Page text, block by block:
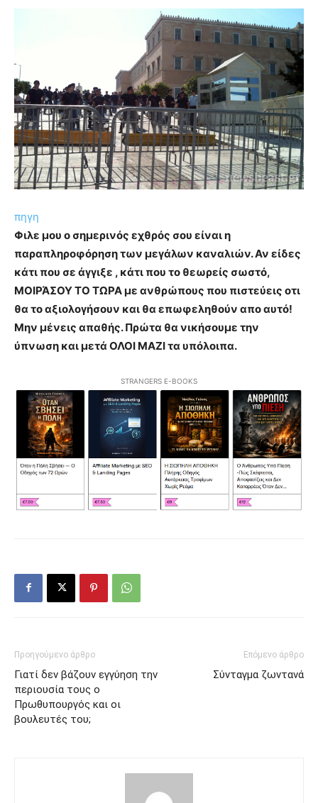
πηγη
Φιλε μου ο σημερινός εχθρός σου είναι η
παραπληροφόρηση των μεγάλων καναλιών. Αν είδες
κάτι που σε άγγιξε , κάτι που το θεωρείς σωστό,
ΜΟΙΡΆΣΟΥ ΤΟ ΤΩΡΑ με ανθρώπους που πιστεύεις οτι
θα το αξιολογήσουν και θα επωφεληθούν απο αυτό!
Μην μένεις απαθής. Πρώτα θα νικήσουμε την
ύπνωση και μετά ΟΛΟΙ ΜΑΖΙ τα υπόλοιπα.
STRANGERS E-BOOKS
Προηγούμενο άρθρο
Γιατί δεν βάζουν εγγύηση την
περιουσία τους ο
Πρωθυπουργός και οι
βουλευτές του;
Επόμενο άρθρο
Σύνταγμα ζωντανά